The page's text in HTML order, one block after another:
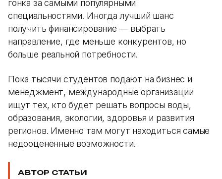
гонка за самыми популярными
специальностями. Иногда лучший шанс
получить финансирование — выбрать
направление, где меньше конкурентов, но
больше реальной потребности.
Пока тысячи студентов подают на бизнес и
менеджмент, международные организации
ищут тех, кто будет решать вопросы воды,
образования, экологии, здоровья и развития
регионов. Именно там могут находиться самые
недооцененные возможности.
АВТОР СТАТЬИ